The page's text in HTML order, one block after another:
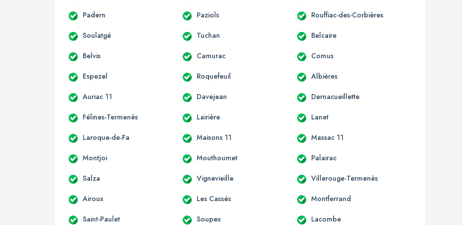
Padern Paziols Rouffiac-des-Corbières
Soulatgé Tuchan Belcaire
Belvis Camurac Comus
Espezel Roquefeuil Albières
Auriac 11 Davejean Dernacueillette
Félines-Termenès Lairière Lanet
Laroque-de-Fa Maisons 11 Massac 11
Montjoi Mouthoumet Palairac
Salza Vignevieille Villerouge-Termenès
Airoux Les Cassés Montferrand
Saint-Paulet Soupex Lacombe